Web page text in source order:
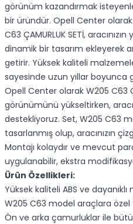
görünüm kazandırmak
bir üründür. Opell Center
C63 ÇAMURLUK SETİ,
dinamik bir tasarım ekleyerek
getirir. Yüksek kaliteli
sayesinde uzun yıllar boyunca
Opell Center olarak W205 C63
görünümünü yükseltirken,
destekliyoruz. Set, W205 C63
tasarlanmış olup, aracınızın
Montajı kolaydır ve mevcut
uygulanabilir, ekstra
Ürün Özellikleri:
Yüksek kaliteli ABS ve dayanıklı
W205 C63 model araçlara özel
Ön ve arka çamurluklar ile